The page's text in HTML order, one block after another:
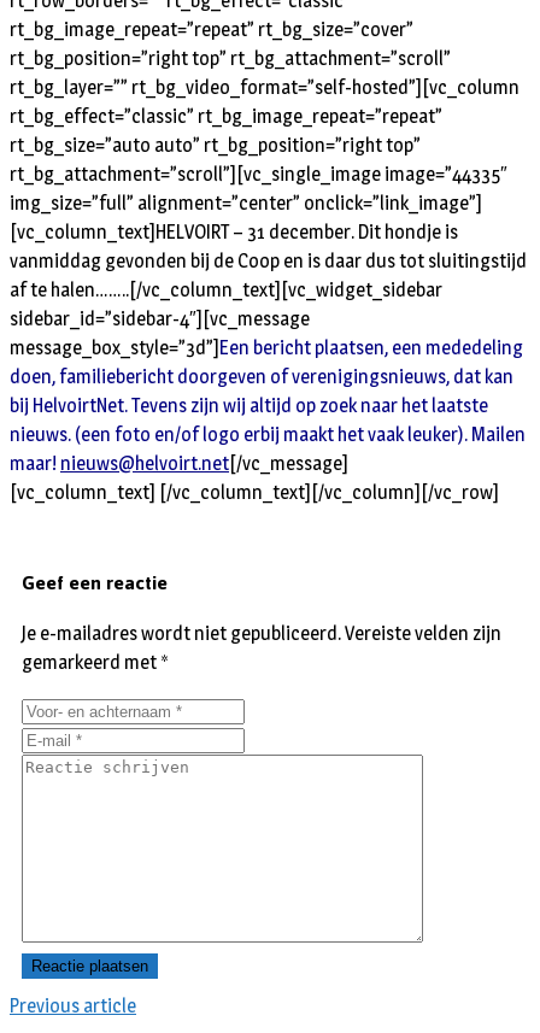
rt_bg_image_repeat=”repeat” rt_bg_size=”cover”
rt_bg_position=”right top” rt_bg_attachment=”scroll”
rt_bg_layer=”” rt_bg_video_format=”self-hosted”][vc_column
rt_bg_effect=”classic” rt_bg_image_repeat=”repeat”
rt_bg_size=”auto auto” rt_bg_position=”right top”
rt_bg_attachment=”scroll”][vc_single_image image=”44335″
img_size=”full” alignment=”center” onclick=”link_image”]
[vc_column_text]HELVOIRT – 31 december. Dit hondje is
vanmiddag gevonden bij de Coop en is daar dus tot sluitingstijd
af te halen……..[/vc_column_text][vc_widget_sidebar
sidebar_id=”sidebar-4″][vc_message
message_box_style=”3d”] Een bericht plaatsen, een mededeling
doen, familiebericht doorgeven of verenigingsnieuws, dat kan
bij HelvoirtNet. Tevens zijn wij altijd op zoek naar het laatste
nieuws. (een foto en/of logo erbij maakt het vaak leuker). Mailen
maar! nieuws@helvoirt.net[/vc_message]
[vc_column_text] [/vc_column_text][/vc_column][/vc_row]
Previous article
Geef een reactie
Je e-mailadres wordt niet gepubliceerd.Vereiste velden zijn
gemarkeerd met *